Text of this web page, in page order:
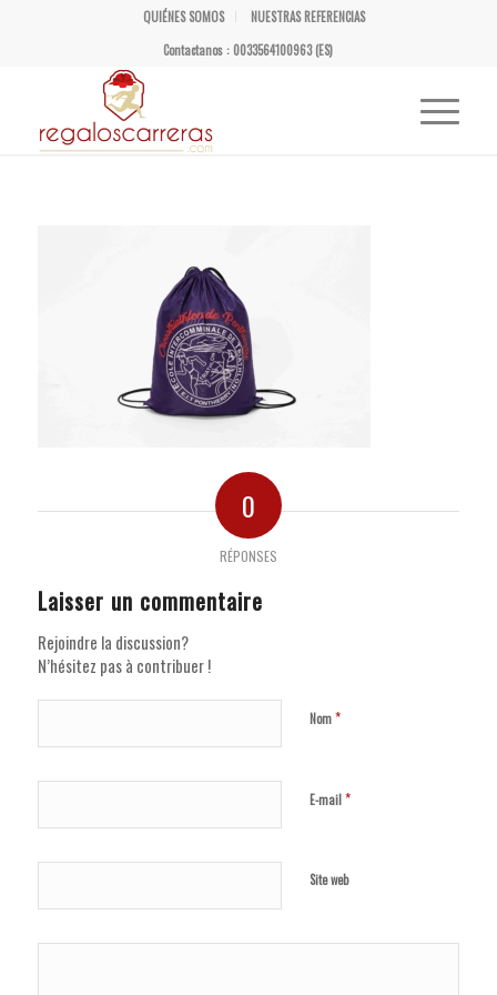
QUIÉNES SOMOS
NUESTRAS REFERENCIAS
Contactanos : 0033564100963 (ES)
0
RÉPONSES
Laisser un commentaire
Rejoindre la discussion?
N’hésitez pas à contribuer !
Nom*
E-mail*
Site web